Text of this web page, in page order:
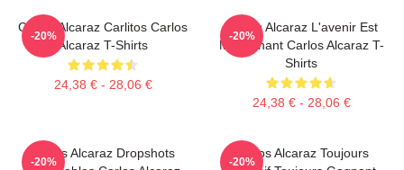
Carlos Alcaraz Carlitos Carlos
Alcaraz T-Shirts
24,38 € - 28,06 €
-20%
Carlos Alcaraz L'avenir Est
Maintenant Carlos Alcaraz T-
Shirts
24,38 € - 28,06 €
-20%
Carlos Alcaraz Dropshots
-20%
Carlos Alcaraz Toujours
-20%